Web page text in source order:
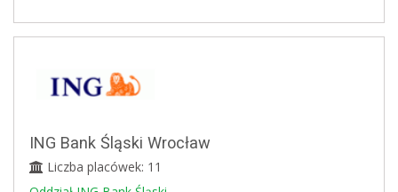
ING Bank Śląski Wrocław
Liczba placówek: 11